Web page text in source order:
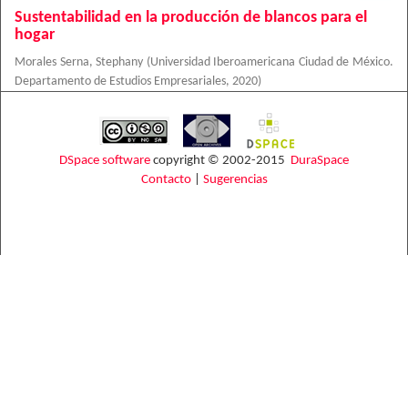
Sustentabilidad en la producción de blancos para el
hogar
Morales Serna, Stephany (Universidad Iberoamericana Ciudad de México.
Departamento de Estudios Empresariales, 2020)
DSpace software copyright © 2002-2015 DuraSpace
Contacto| Sugerencias